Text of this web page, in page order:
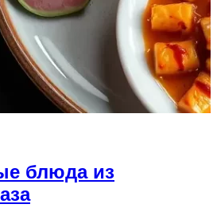
блюда из